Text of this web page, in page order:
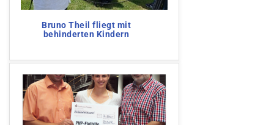
Bruno Theil fliegt mit
behinderten Kindern